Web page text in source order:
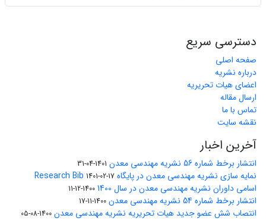
دسترسی سریع
صفحه اصلی
درباره نشریه
اعضای هیات تحریریه
ارسال مقاله
تماس با ما
نقشه سایت
آخرین اخبار
انتشار برخط شماره 56 نشریه مهندسی معدن 1401-04-31
نمایه سازی نشریه مهندسی معدن در پایگاه Research Bib 1401-02-17
اسامی داوران نشریه مهندسی معدن در سال 1400 1400-12-11
انتشار برخط شماره 54 نشریه مهندسی معدن 1400-11-17
انتصاب شش عضو جدید هیات تحریریه نشریه مهندسی معدن 1400-08-05